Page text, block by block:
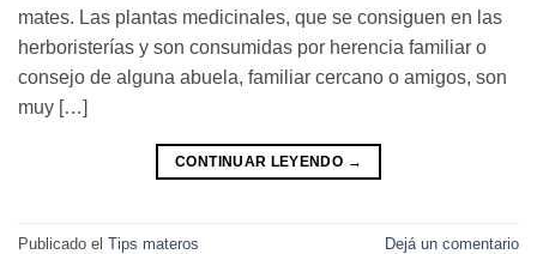
mates. Las plantas medicinales, que se consiguen en las
herboristerías y son consumidas por herencia familiar o
consejo de alguna abuela, familiar cercano o amigos, son
muy […]
CONTINUAR LEYENDO →
Publicado el Tips materos Dejá un comentario